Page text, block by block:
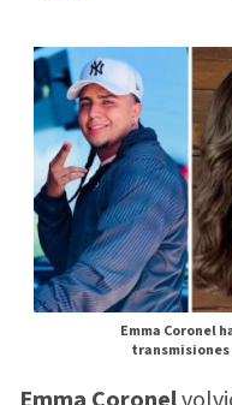
Emma Coronel
transmisiones